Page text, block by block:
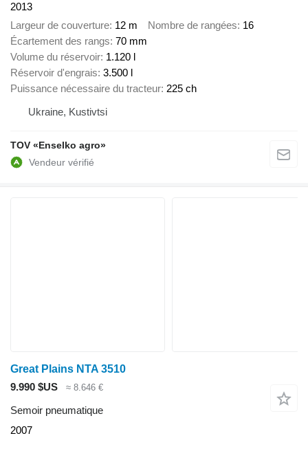
2013
Largeur de couverture 12 m Nombre de rangées 16
Écartement des rangs 70 mm
Volume du réservoir 1.120 l
Réservoir d'engrais 3.500 l
Puissance nécessaire du tracteur 225 ch
Ukraine, Kustivtsi
TOV «Enselko agro»
Great Plains NTA 3510
9.990 $US
≈ 8.646 €
Semoir pneumatique
2007